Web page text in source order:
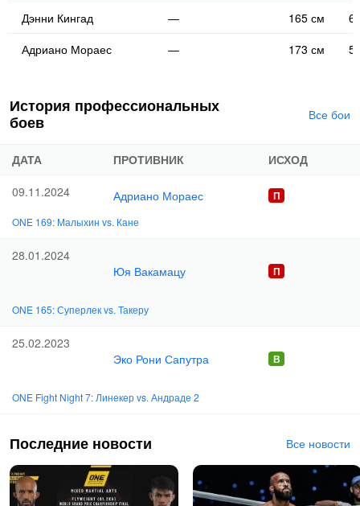
Дэнни Кингад
— 165 см
Адриано Мораес
— 173 см
История профессиональных
боев
Все бои
ДАТА ПРОТИВНИК
ИСХОД
09.11.2024
Адриано Мораес
ONE 169: Малыхин vs. Кане
28.01.2024
Юя Вакамацу
ONE 165: Суперлек vs. Такеру
25.02.2023
Эко Рони Сапутра
ONE Fight Night 7: Линекер vs. Андраде 2
Последние новости Все новости